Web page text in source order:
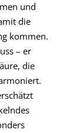
und
die
kommen.
– er
die